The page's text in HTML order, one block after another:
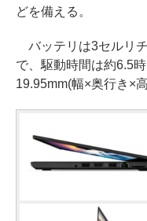
どを備える。
バッテリは3セルリ
で、駆動時間は約6.5
19.95mm(幅×奥行き×